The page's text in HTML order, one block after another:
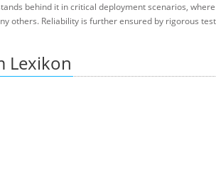
behind it in critical deployment scenarios,
others. Reliability is further ensured by rigorous
Lexikon